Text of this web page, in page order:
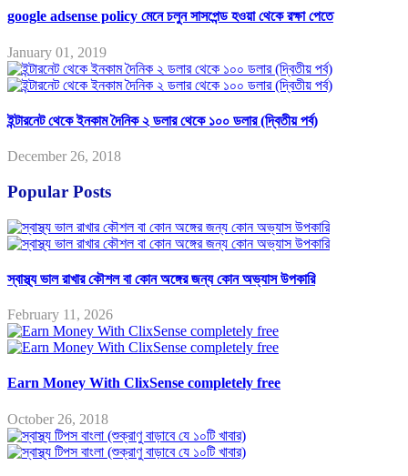
google adsense policy মেনে চলুন সাসপেন্ড হওয়া থেকে রক্ষা পেতে
January 01, 2019
ইন্টারনেট থেকে ইনকাম দৈনিক ২ ডলার থেকে ১০০ ডলার (দ্বিতীয় পর্ব)
December 26, 2018
Popular Posts
স্বাস্থ্য ভাল রাখার কৌশল বা কোন অঙ্গের জন্য কোন অভ্যাস উপকারি
February 11, 2026
Earn Money With ClixSense completely free
October 26, 2018